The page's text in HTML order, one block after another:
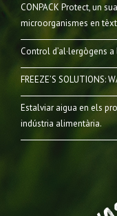
CONPACK Protect, un
microorganismes en
Control d’al·lergògens
FREEZE’S SOLUTIONS:
Estalviar aigua en els
indústria alimentària.